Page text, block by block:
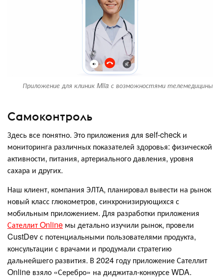
Приложение для клиник Mila с возможностями телемедицины
Самоконтроль
Здесь все понятно. Это приложения для self-check и
мониторинга различных показателей здоровья: физической
активности, питания, артериального давления, уровня
сахара и других.
Наш клиент, компания ЭЛТА, планировал вывести на рынок
новый класс глюкометров, синхронизирующихся с
мобильным приложением. Для разработки приложения
Сателлит Online мы детально изучили рынок, провели
CustDev с потенциальными пользователями продукта,
консультации с врачами и продумали стратегию
дальнейшего развития. В 2024 году приложение Сателлит
Online взяло «Серебро» на диджитал-конкурсе WDA.